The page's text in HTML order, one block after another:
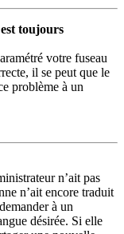
toujours
votre fuseau
il se peut que le
problème à un
n’ait pas
n’ait encore traduit
à un
désirée. Si elle